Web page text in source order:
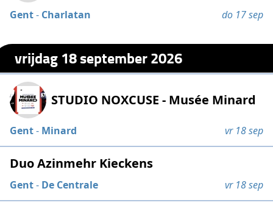
Gent- Charlatan do 17 sep
vrijdag 18 september 2026
STUDIO NOXCUSE - Musée Minard
Gent- Minard vr 18 sep
Duo Azinmehr Kieckens
Gent- De Centrale vr 18 sep